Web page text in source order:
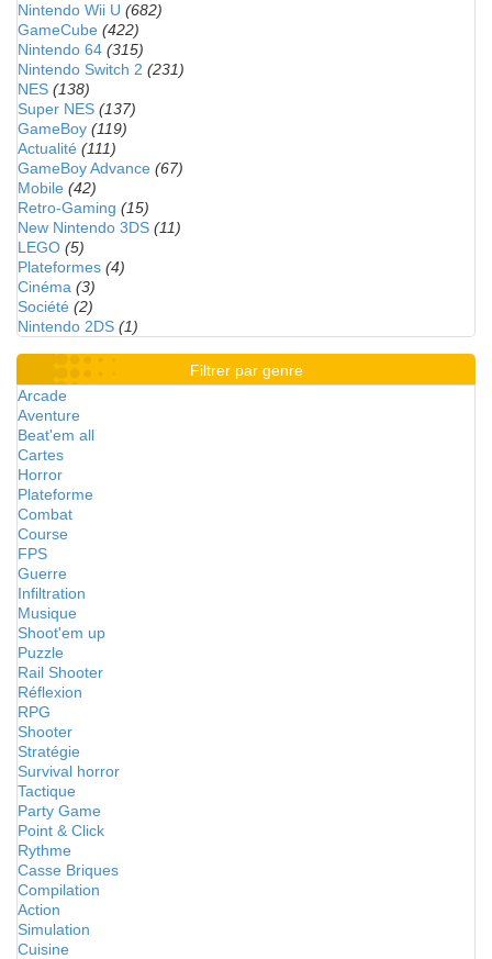
Nintendo Wii U (682)
GameCube (422)
Nintendo 64 (315)
Nintendo Switch 2 (231)
NES (138)
Super NES (137)
GameBoy (119)
Actualité (111)
GameBoy Advance (67)
Mobile (42)
Retro-Gaming (15)
New Nintendo 3DS (11)
LEGO (5)
Plateformes (4)
Cinéma (3)
Société (2)
Nintendo 2DS (1)
Filtrer par genre
Arcade
Aventure
Beat'em all
Cartes
Horror
Plateforme
Combat
Course
FPS
Guerre
Infiltration
Musique
Shoot'em up
Puzzle
Rail Shooter
Réflexion
RPG
Shooter
Stratégie
Survival horror
Tactique
Party Game
Point & Click
Rythme
Casse Briques
Compilation
Action
Simulation
Cuisine